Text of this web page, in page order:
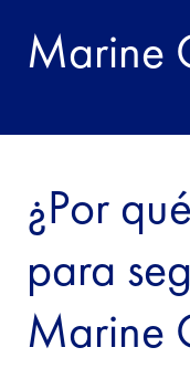
Marine
¿Por
para
Marine